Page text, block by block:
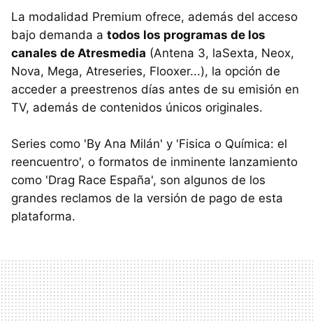
La modalidad Premium ofrece, además del acceso
bajo demanda a todos los programas de los
canales de Atresmedia (Antena 3, laSexta, Neox,
Nova, Mega, Atreseries, Flooxer...), la opción de
acceder a preestrenos días antes de su emisión en
TV, además de contenidos únicos originales.
Series como 'By Ana Milán' y 'Fisica o Química: el
reencuentro', o formatos de inminente lanzamiento
como 'Drag Race España', son algunos de los
grandes reclamos de la versión de pago de esta
plataforma.